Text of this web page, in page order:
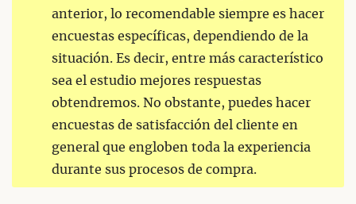
anterior, lo recomendable siempre es hacer
encuestas específicas, dependiendo de la
situación. Es decir, entre más característico
sea el estudio mejores respuestas
obtendremos. No obstante, puedes hacer
encuestas de satisfacción del cliente en
general que engloben toda la experiencia
durante sus procesos de compra.